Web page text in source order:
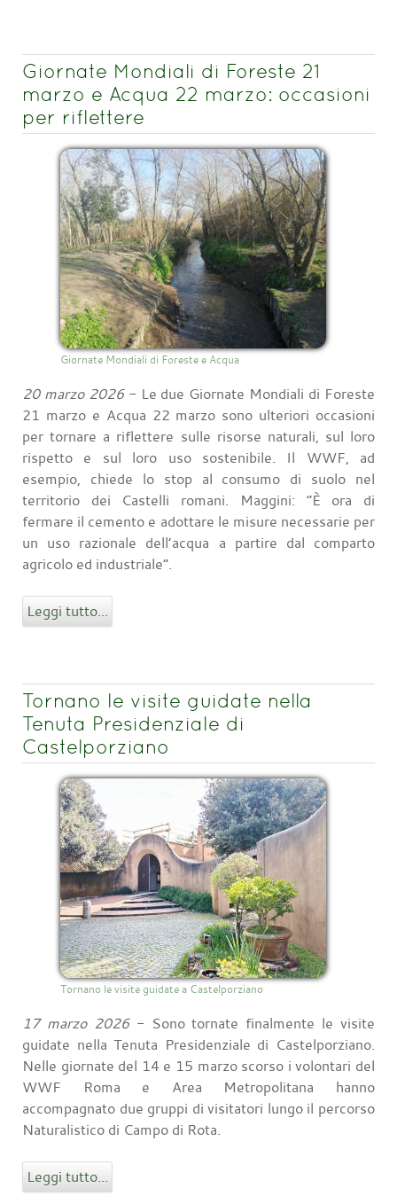
Giornate Mondiali di Foreste 21
marzo e Acqua 22 marzo: occasioni
per riflettere
Giornate Mondiali di Foreste e Acqua
20 marzo 2026- Le due Giornate Mondiali di Foreste
21 marzo e Acqua 22 marzo sono ulteriori occasioni
per tornare a riflettere sulle risorse naturali, sul loro
rispetto e sul loro uso sostenibile. Il WWF, ad
esempio, chiede lo stop al consumo di suolo nel
territorio dei Castelli romani. Maggini: “È ora di
fermare il cemento e adottare le misure necessarie per
un uso razionale dell’acqua a partire dal comparto
agricolo ed industriale”.
Leggi tutto...
Tornano le visite guidate nella
Tenuta Presidenziale di
Castelporziano
Tornano le visite guidate a Castelporziano
17 marzo 2026- Sono tornate finalmente le visite
guidate nella Tenuta Presidenziale di Castelporziano.
Nelle giornate del 14 e 15 marzo scorso i volontari del
WWF Roma e Area Metropolitana hanno
accompagnato due gruppi di visitatori lungo il percorso
Naturalistico di Campo di Rota.
Leggi tutto...